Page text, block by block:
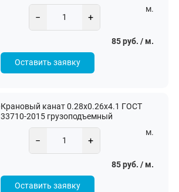
− +
м.
85 руб. / м.
Оставить заявку
Крановый канат 0.28х0.26х4.1 ГОСТ
33710-2015 грузоподъемный
− +
м.
85 руб. / м.
Оставить заявку